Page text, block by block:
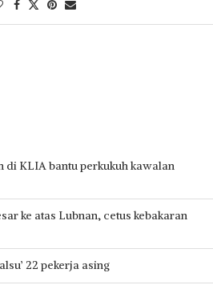
di KLIA bantu perkukuh kawalan
ke atas Lubnan, cetus kebakaran
22 pekerja asing